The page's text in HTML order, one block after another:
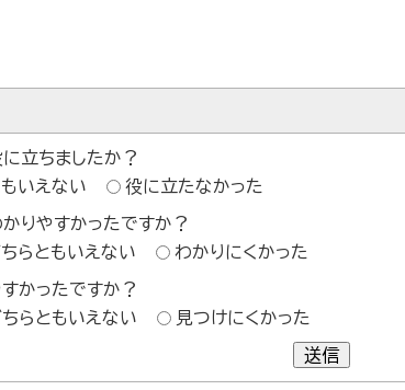
立ちましたか？
いえない 役に立たなかった
りやすかったですか？
らともいえない わかりにくかった
かったですか？
ちらともいえない 見つけにくかった
送信